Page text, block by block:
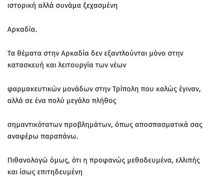
ιστορική αλλά συνάμα ξεχασμένη
Αρκαδία.
Τα θέματα στην Αρκαδία δεν εξαντλούνται μόνο στην
κατασκευή και λειτουργία των νέων
φαρμακευτικών μονάδων στην Τρίπολη που καλώς έγιναν,
αλλά σε ένα πολύ μεγάλο πλήθος
σημαντικότατων προβλημάτων, όπως αποσπασματικά σας
αναφέρω παραπάνω.
Πιθανολογώ όμως, ότι η προφανώς μεθοδευμένα, ελλιπής
και ίσως επιτηδευμένη